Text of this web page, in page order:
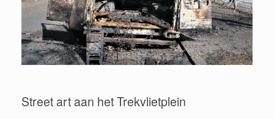
Street art aan het Trekvlietplein